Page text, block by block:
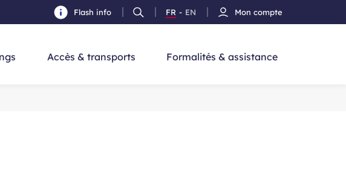
- Aller à la recherche
Flash info
Ouvrir
la
FR
Version
- EN
Mon compte
Accès & transports Formalités & assistance